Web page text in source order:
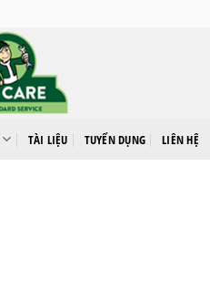
TÀI LIỆU TUYỂN DỤNG LIÊN HỆ